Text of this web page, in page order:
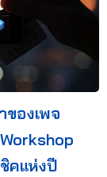
ของเพจ
คแห่งปี